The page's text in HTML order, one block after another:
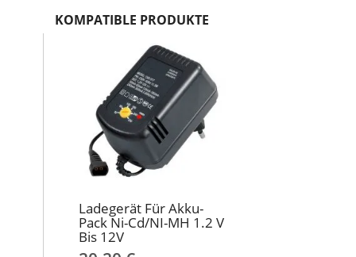
KOMPATIBLE PRODUKTE
Ladegerät Für Akku-
Pack Ni-Cd/NI-MH 1.2 V
Bis 12V